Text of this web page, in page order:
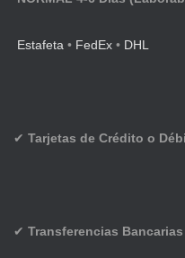
Estafeta • FedEx • DHL
✔ Tarjetas de Crédito o
✔ Transferencias Bancarias